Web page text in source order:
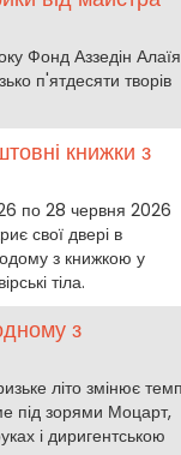
Фонд Аззедін Алаїя
п'ятдесяти творів
книжки з
по 28 червня 2026
свої двері в
з книжкою у
тіла.
з
літо змінює
під зорями Моцарт,
і диригентською